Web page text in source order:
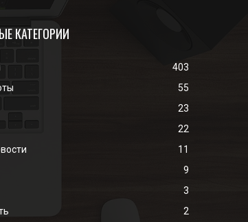
КАТЕГОРИИ
403
55
23
22
11
9
3
2